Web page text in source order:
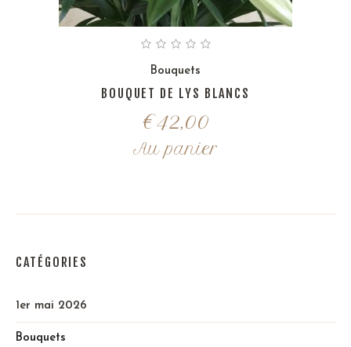
Bouquets
BOUQUET DE LYS BLANCS
€42,00
Au panier
CATÉGORIES
1er mai 2026
Bouquets